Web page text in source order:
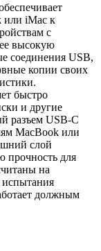
или iMac к
с
высокую
соединения USB,
копии своих
быстро
и другие
разъем USB-C
MacBook или
слой
прочность для
на
испытания
должным